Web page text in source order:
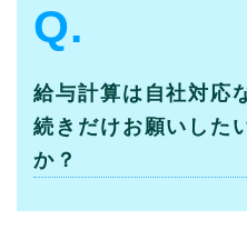
Q.
給与計算は自社対応
続きだけお願いした
か？